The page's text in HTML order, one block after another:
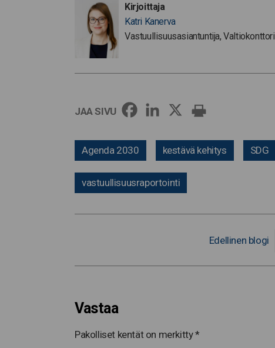
Kirjoittaja
Katri Kanerva
Vastuullisuusasiantuntija, Valtiokonttori
JAA SIVU
Agenda 2030 kestävä kehitys SDG
vastuullisuusraportointi
Edellinen blogi
Vastaa
Pakolliset kentät on merkitty*